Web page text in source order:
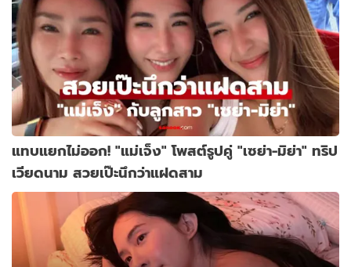
แทบแยกไม่ออก! "แม่เจ็ง" โพสต์รูปคู่ "เซย่า-มิย่า" ทริป
เวียดนาม สวยเป๊ะนึกว่าแฝดสาม